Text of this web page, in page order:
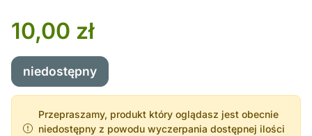
10,00 zł
niedostępny
Przepraszamy, produkt który oglądasz jest obecnie
niedostępny z powodu wyczerpania dostępnej ilości